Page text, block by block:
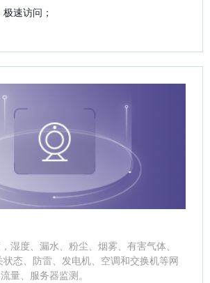
速访问；
湿度、漏水、粉尘、烟雾、有害气体、
状态、防雷、发电机、空调和交换机等网
量、服务器监测。